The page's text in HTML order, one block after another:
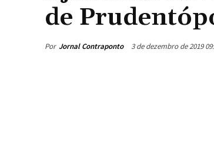
de
Por Jornal Contraponto 3 de dezembro de 2019